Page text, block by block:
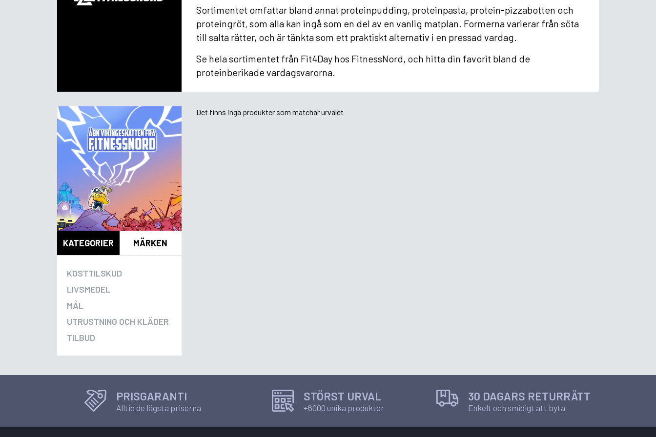
Sortimentet omfattar bland annat proteinpudding, proteinpasta, protein-pizzabotten och
proteingröt, som alla kan ingå som en del av en vanlig matplan. Formerna varierar från söta
till salta rätter, och är tänkta som ett praktiskt alternativ i en pressad vardag.
Se hela sortimentet från Fit4Day hos FitnessNord, och hitta din favorit bland de
proteinberikade vardagsvarorna.
KATEGORIER MÄRKEN
KOSTTILSKUD
LIVSMEDEL
MÅL
UTRUSTNING OCH KLÄDER
TILBUD
Det finns inga produkter som matchar urvalet
PRISGARANTI
Alltid de lägsta priserna
STÖRST URVAL
+6000 unika produkter
30 DAGARS RETURRÄTT
Enkelt och smidigt att byta